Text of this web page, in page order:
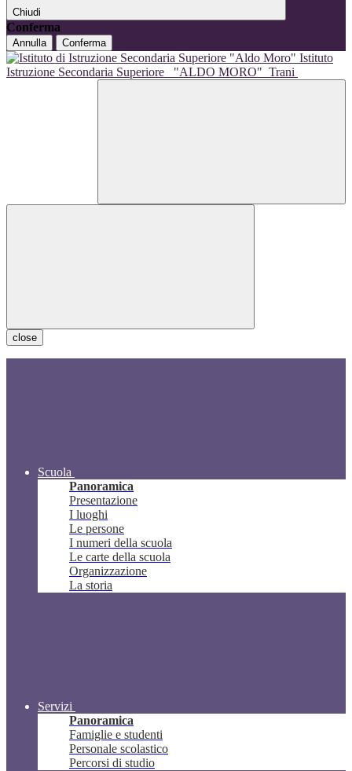
Chiudi
Conferma
Annulla Conferma
Istituto
Istruzione Secondaria Superiore
"ALDO MORO" Trani
close
Scuola
Panoramica
Presentazione
I luoghi
Le persone
I numeri della scuola
Le carte della scuola
Organizzazione
La storia
Servizi
Panoramica
Famiglie e studenti
Personale scolastico
Percorsi di studio